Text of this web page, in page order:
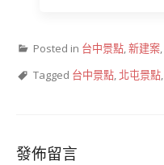
Posted in 台中景點,新建案,
Tagged 台中景點,北屯景點,
發佈留言